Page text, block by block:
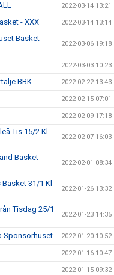
2022-03-14 13:21
- XXX 2022-03-14 13:14
Basket
2022-03-06 19:18
2022-03-03 10:23
BBK 2022-02-22 13:43
2022-02-15 07:01
2022-02-09 17:18
Tis 15/2 Kl
2022-02-07 16:03
Basket
2022-02-01 08:34
31/1 Kl
2022-01-26 13:32
Tisdag 25/1
2022-01-23 14:35
Sponsorhuset 2022-01-20 10:52
2022-01-16 10:47
2022-01-15 09:32